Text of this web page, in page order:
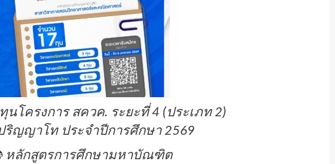
นโครงการ สควค. ระยะที่ 4 (ประเภท 2)
ริญญาโท ประจำปีการศึกษา 2569
หลักสูตรการศึกษามหาบัณฑิต